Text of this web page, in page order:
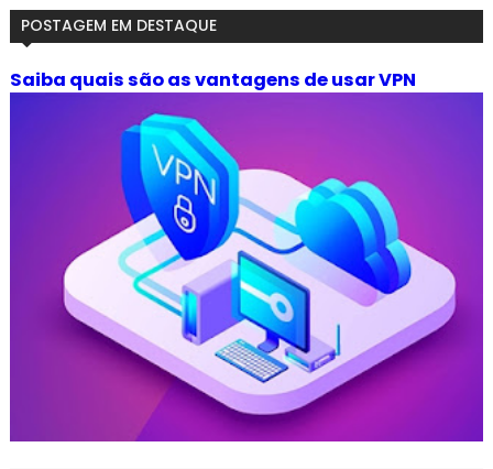
POSTAGEM EM DESTAQUE
Saiba quais são as vantagens de usar VPN